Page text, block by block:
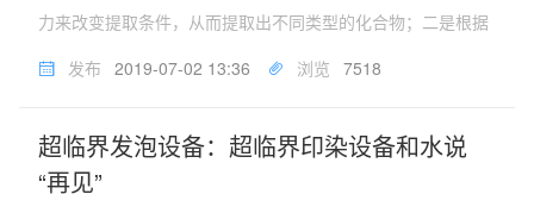
力来改变提取条件，从而提取出不同类型的化合物；二是根据
提取物在不同条件下，在超临界流体中的溶解性来选择合适的
脱，以达到分类选择提取的目...
发布 2019-07-02 13:36 浏览 7518
超临界发泡设备：超临界印染设备和水说
“再见”